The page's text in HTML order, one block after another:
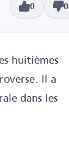
0 0
huitièmes
Il a
dans les